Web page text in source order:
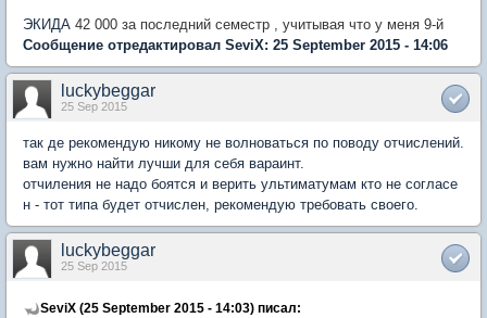
ЭКИДА 42 000 за последний семестр , учитывая что у меня 9-й
Сообщение отредактировал SeviX: 25 September 2015 - 14:06
luckybeggar
25 Sep 2015
так де рекомендую никому не волноваться по поводу отчислений.
вам нужно найти лучши для себя вараинт.
отчиления не надо боятся и верить ультиматумам кто не согласе
н - тот типа будет отчислен, рекомендую требовать своего.
luckybeggar
25 Sep 2015
SeviX (25 September 2015 - 14:03) писал: